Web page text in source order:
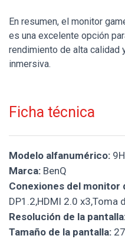
En resumen, el monitor
es una excelente opción
rendimiento de alta calidad
inmersiva.
Ficha técnica
Modelo alfanumérico:
Marca: BenQ
Conexiones del monitor
DP1.2,HDMI 2.0 x3,Toma
Resolución de la
Tamaño de la pantalla: